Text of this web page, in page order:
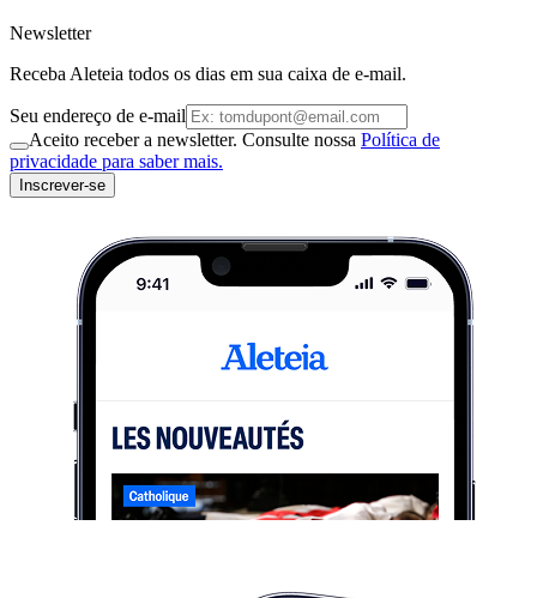
Newsletter
Receba Aleteia todos os dias em sua caixa de e-mail.
Seu endereço de e-mail
Aceito receber a newsletter. Consulte nossa Política de
privacidade para saber mais.
Inscrever-se